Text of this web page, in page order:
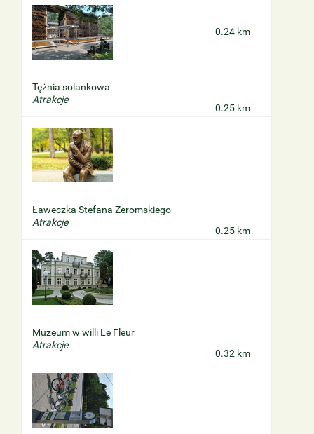
0.24 km
Tężnia solankowa
Atrakcje
0.25 km
Ławeczka Stefana Żeromskiego
Atrakcje
0.25 km
Muzeum w willi Le Fleur
Atrakcje
0.32 km